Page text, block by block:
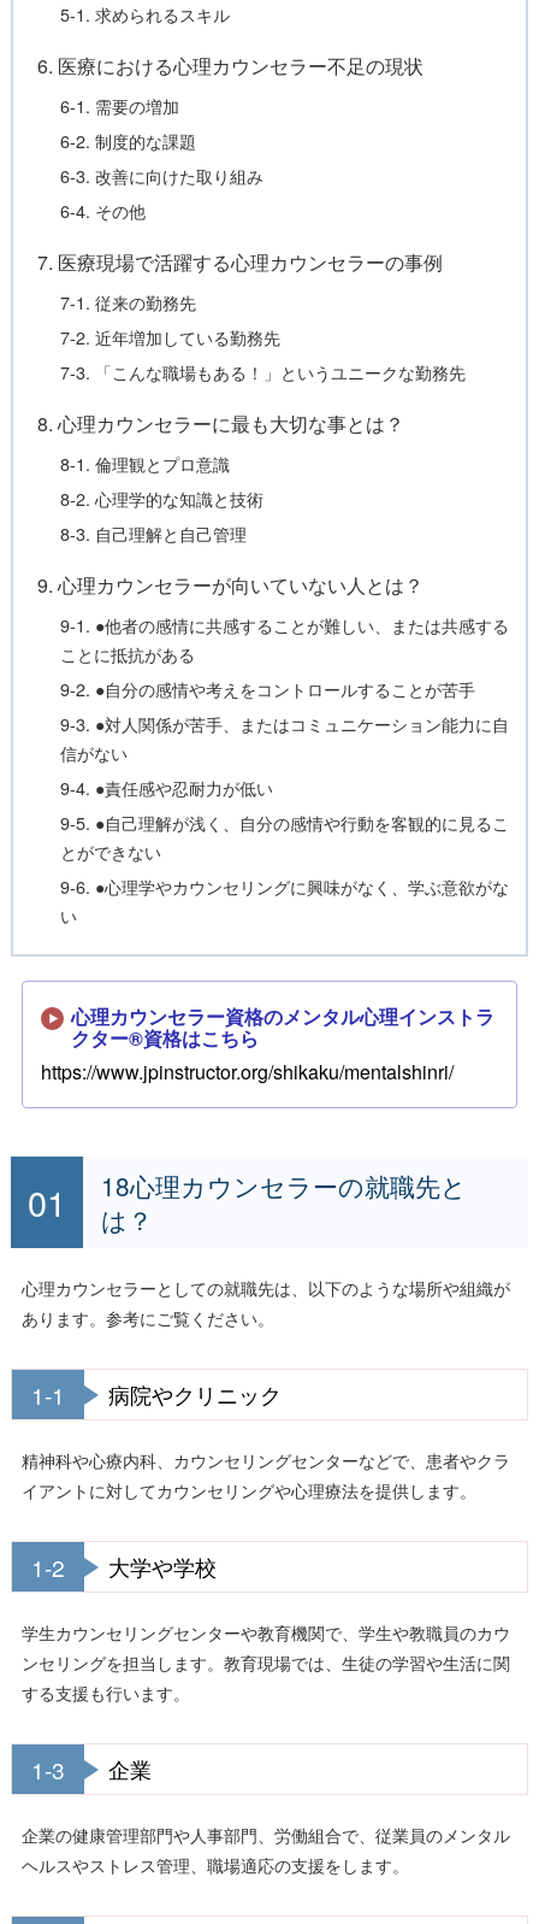
5-1. 求められるスキル
6. 医療における心理カウンセラー不足の現状
6-1. 需要の増加
6-2. 制度的な課題
6-3. 改善に向けた取り組み
6-4. その他
7. 医療現場で活躍する心理カウンセラーの事例
7-1. 従来の勤務先
7-2. 近年増加している勤務先
7-3. 「こんな職場もある！」というユニークな勤務先
8. 心理カウンセラーに最も大切な事とは？
8-1. 倫理観とプロ意識
8-2. 心理学的な知識と技術
8-3. 自己理解と自己管理
9. 心理カウンセラーが向いていない人とは？
9-1. ●他者の感情に共感することが難しい、または共感する
ことに抵抗がある
9-2. ●自分の感情や考えをコントロールすることが苦手
9-3. ●対人関係が苦手、またはコミュニケーション能力に自
信がない
9-4. ●責任感や忍耐力が低い
9-5. ●自己理解が浅く、自分の感情や行動を客観的に見るこ
とができない
9-6. ●心理学やカウンセリングに興味がなく、学ぶ意欲がな
い
心理カウンセラー資格のメンタル心理インストラ
クター®資格はこちら
https://www.jpinstructor.org/shikaku/mentalshinri/
18心理カウンセラーの就職先と
は？
心理カウンセラーとしての就職先は、以下のような場所や組織が
あります。参考にご覧ください。
1-1 病院やクリニック
精神科や心療内科、カウンセリングセンターなどで、患者やクラ
イアントに対してカウンセリングや心理療法を提供します。
1-2 大学や学校
学生カウンセリングセンターや教育機関で、学生や教職員のカウ
ンセリングを担当します。教育現場では、生徒の学習や生活に関
する支援も行います。
1-3 企業
企業の健康管理部門や人事部門、労働組合で、従業員のメンタル
ヘルスやストレス管理、職場適応の支援をします。